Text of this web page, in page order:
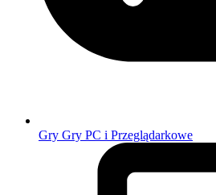
Gry Gry PC i Przeglądarkowe